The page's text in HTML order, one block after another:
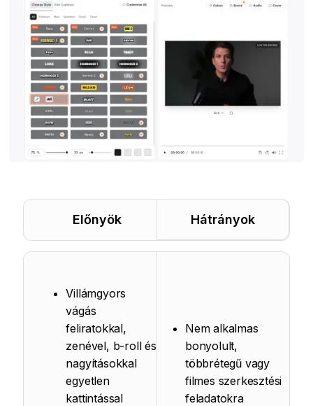
Előnyök Hátrányok
Villámgyors
vágás
feliratokkal,
zenével, b-roll és
nagyításokkal
egyetlen
kattintással
Nem alkalmas
bonyolult,
többrétegű vagy
filmes szerkesztési
feladatokra